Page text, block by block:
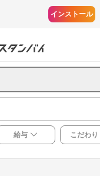
インストール
給与 こだわり